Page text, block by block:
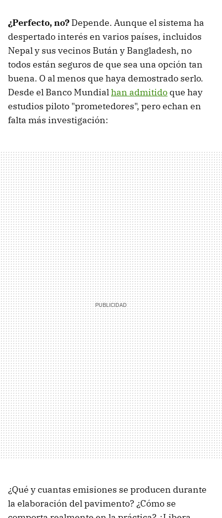
¿Perfecto, no? Depende. Aunque el sistema ha
despertado interés en varios países, incluidos
Nepal y sus vecinos Bután y Bangladesh, no
todos están seguros de que sea una opción tan
buena. O al menos que haya demostrado serlo.
Desde el Banco Mundialhan admitido que hay
estudios piloto "prometedores", pero echan en
falta más investigación:
¿Qué y cuantas emisiones se producen durante
la elaboración del pavimento? ¿Cómo se